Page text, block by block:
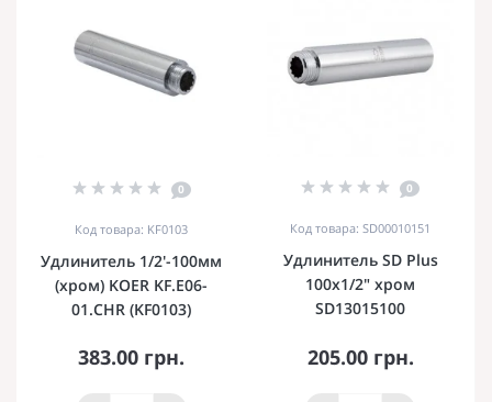
0
Код товара: KF0103
Удлинитель 1/2'-100мм
(хром) KOER KF.E06-
01.CHR (KF0103)
383.00 грн.
0
Код товара: SD00010151
Удлинитель SD Plus
100х1/2" хром
SD13015100
205.00 грн.